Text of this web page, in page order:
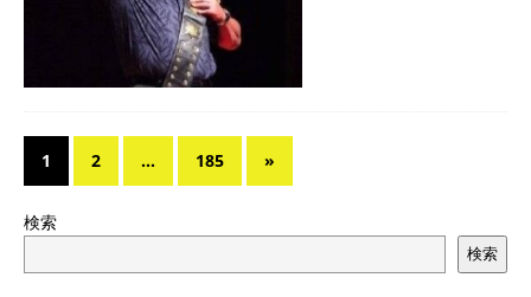
1 2 … 185 »
検索
検索